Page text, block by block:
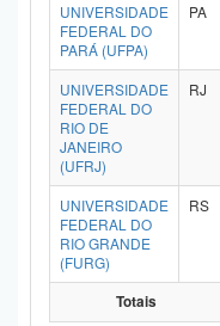
UNIVERSIDADE
FEDERAL DO
PARÁ (UFPA)
PA
UNIVERSIDADE
FEDERAL DO
RIO DE
JANEIRO
(UFRJ)
RJ
UNIVERSIDADE
FEDERAL DO
RIO GRANDE
(FURG)
RS
Totais